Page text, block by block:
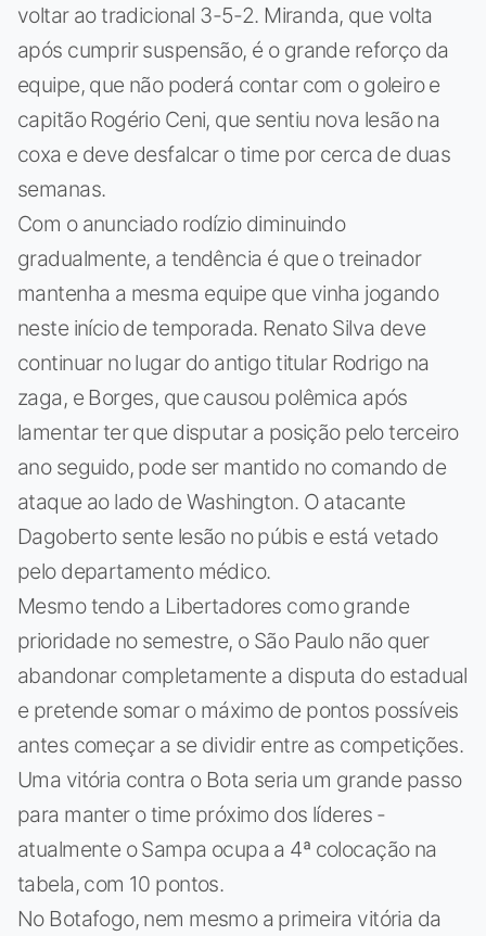
voltar ao tradicional 3-5-2. Miranda, que volta
após cumprir suspensão, é o grande reforço da
equipe, que não poderá contar com o goleiro e
capitão Rogério Ceni, que sentiu nova lesão na
coxa e deve desfalcar o time por cerca de duas
semanas.
Com o anunciado rodízio diminuindo
gradualmente, a tendência é que o treinador
mantenha a mesma equipe que vinha jogando
neste início de temporada. Renato Silva deve
continuar no lugar do antigo titular Rodrigo na
zaga, e Borges, que causou polêmica após
lamentar ter que disputar a posição pelo terceiro
ano seguido, pode ser mantido no comando de
ataque ao lado de Washington. O atacante
Dagoberto sente lesão no púbis e está vetado
pelo departamento médico.
Mesmo tendo a Libertadores como grande
prioridade no semestre, o São Paulo não quer
abandonar completamente a disputa do estadual
e pretende somar o máximo de pontos possíveis
antes começar a se dividir entre as competições.
Uma vitória contra o Bota seria um grande passo
para manter o time próximo dos líderes -
atualmente o Sampa ocupa a 4ª colocação na
tabela, com 10 pontos.
No Botafogo, nem mesmo a primeira vitória da